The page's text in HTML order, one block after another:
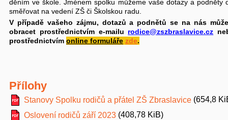
děním ve škole. Jménem spolku můžeme vaše dotazy a podněty
směřovat na vedení ZŠ či Školskou radu.
V případě vašeho zájmu, dotazů a podnětů se na nás
obracet prostřednictvím e-mailu rodice@zszbraslavice.cz
prostřednictvím online formuláře zde.
Přílohy
Stanovy Spolku rodičů a přátel ZŠ Zbraslavice (654,8
Oslovení rodičů září 2023 (408,78 KiB)